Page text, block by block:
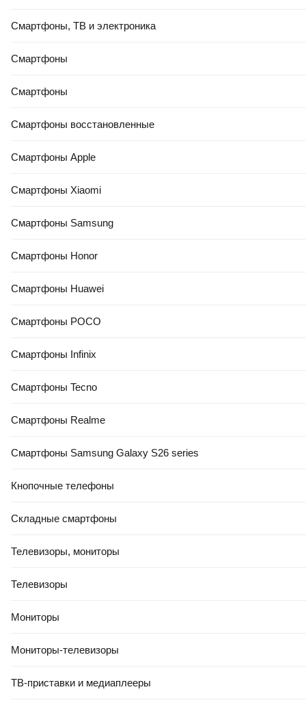
Смартфоны, ТВ и электроника
Смартфоны
Смартфоны
Смартфоны восстановленные
Смартфоны Apple
Смартфоны Xiaomi
Смартфоны Samsung
Смартфоны Honor
Смартфоны Huawei
Смартфоны POCO
Смартфоны Infinix
Смартфоны Tecno
Смартфоны Realme
Смартфоны Samsung Galaxy S26 series
Кнопочные телефоны
Складные смартфоны
Телевизоры, мониторы
Телевизоры
Мониторы
Мониторы-телевизоры
ТВ-приставки и медиаплееры